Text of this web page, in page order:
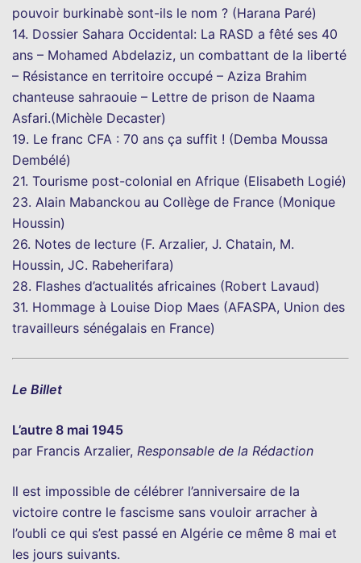
pouvoir burkinabè sont-ils le nom ? (Harana Paré)
14. Dossier Sahara Occidental: La RASD a fêté ses 40
ans – Mohamed Abdelaziz, un combattant de la liberté
– Résistance en territoire occupé – Aziza Brahim
chanteuse sahraouie – Lettre de prison de Naama
Asfari.(Michèle Decaster)
19. Le franc CFA : 70 ans ça suffit ! (Demba Moussa
Dembélé)
21. Tourisme post-colonial en Afrique (Elisabeth Logié)
23. Alain Mabanckou au Collège de France (Monique
Houssin)
26. Notes de lecture (F. Arzalier, J. Chatain, M.
Houssin, JC. Rabeherifara)
28. Flashes d’actualités africaines (Robert Lavaud)
31. Hommage à Louise Diop Maes (AFASPA, Union des
travailleurs sénégalais en France)
Le Billet
L’autre 8 mai 1945
par Francis Arzalier, Responsable de la Rédaction
Il est impossible de célébrer l’anniversaire de la
victoire contre le fascisme sans vouloir arracher à
l’oubli ce qui s’est passé en Algérie ce même 8 mai et
les jours suivants.